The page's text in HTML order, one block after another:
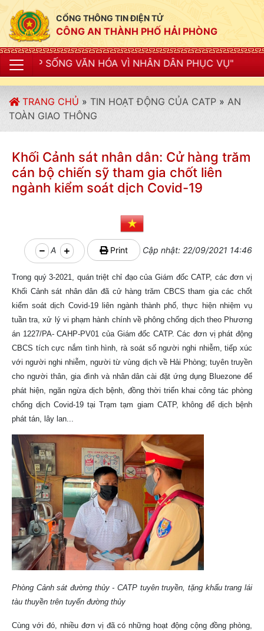
CỔNG THÔNG TIN ĐIỆN TỬ
CÔNG AN THÀNH PHỐ HẢI PHÒNG
HÓA VÌ NHÂN DÂN PHỤC VỤ"
TRANG CHỦ » TIN HOẠT ĐỘNG CỦA CATP » AN
TOÀN GIAO THÔNG
Khối Cảnh sát nhân dân: Cử hàng trăm
cán bộ chiến sỹ tham gia chốt liên
ngành kiểm soát dịch Covid-19
A Print Cập nhật: 22/09/2021 14:46
Trong quý 3-2021, quán triệt chỉ đạo của Giám đốc CATP, các đơn vị
Khối Cảnh sát nhân dân đã cử hàng trăm CBCS tham gia các chốt
kiểm soát dịch Covid-19 liên ngành thành phố, thực hiện nhiệm vụ
tuần tra, xử lý vi phạm hành chính về phông chống dịch theo Phương
án 1227/PA- CAHP-PV01 của Giám đốc CATP. Các đơn vị phát động
CBCS tích cực nắm tình hình, rà soát số người nghi nhiễm, tiếp xúc
với người nghi nhiễm, người từ vùng dịch về Hải Phòng; tuyên truyền
cho người thân, gia đình và nhân dân cài đặt ứng dụng Bluezone để
phát hiện, ngăn ngừa dịch bệnh, đồng thời triển khai công tác phòng
chống dịch Covid-19 tại Trạm tạm giam CATP, không để dịch bệnh
phát tán, lây lan...
Phòng Cảnh sát đường thủy - CATP tuyên truyền, tặng khẩu trang lái
tàu thuyền trên tuyến đường thủy
Cùng với đó, nhiều đơn vị đã có những hoạt động cộng đồng phòng,